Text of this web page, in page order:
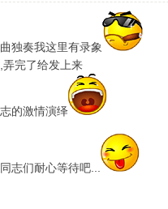
独奏我这里有录象
完了给发上来
的激情演绎
志们耐心等待吧...